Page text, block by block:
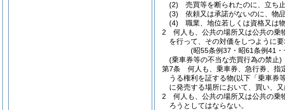
(2)
売買等を断られたのに、立ち
(3)
依頼又は承諾がないのに、物
(4)
職業、地位若しくは資格又は
2
何人も、公共の場所又は公共の乗
を行って、その対価をしつように
(昭55条例37・昭61条例41
(乗車券等の不当な売買行為の禁止)
第7条
何人も、乗車券、急行券、指
うる権利を証する物(以下「乗車券
に発売する場所において、買い、
2
何人も、公共の場所又は公共の乗
ろうとしてはならない。